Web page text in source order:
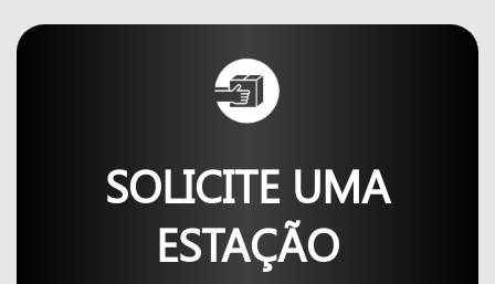
SOLICITE UMA
ESTAÇÃO